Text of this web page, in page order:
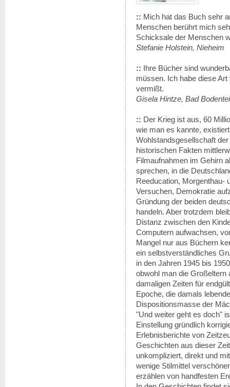
:: Mich hat das Buch sehr
Menschen berührt mich
Schicksale der Menschen
Stefanie Holstein, Nieheim
:: Ihre Bücher sind
müssen. Ich habe diese
vermißt.
Gisela Hintze, Bad
:: Der Krieg ist aus, 60
wie man es kannte,
Wohlstandsgesellschaft
historischen Fakten
Filmaufnahmen im Gehirn
sprechen, in die
Reeducation, Morgenthau-
Versuchen, Demokratie
Gründung der beiden
handeln. Aber trotzdem
Distanz zwischen den
Computern aufwachsen,
Mangel nur aus Büchern
ein selbstverständliches
in den Jahren 1945 bis
obwohl man die Großeltern
damaligen Zeiten für
Epoche, die damals
Dispositionsmasse der
"Und weiter geht es doch"
Einstellung gründlich
Erlebnisberichte von
Geschichten aus dieser
unkompliziert, direkt und
wenige Stilmittel
erzählen von handfesten